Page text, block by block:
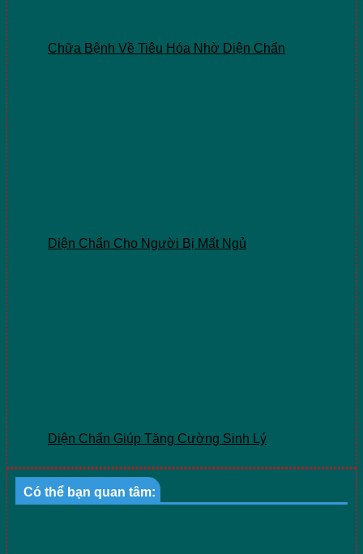
Chữa Bệnh Về Tiêu Hóa Nhờ Diện Chẩn
Diện Chẩn Cho Người Bị Mất Ngủ
Diện Chẩn Giúp Tăng Cường Sinh Lý
Có thể bạn quan tâm: